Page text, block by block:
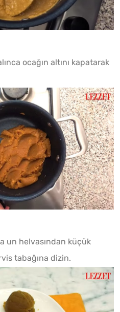
ocağın altını kapatarak
un helvasından küçük
tabağına dizin.